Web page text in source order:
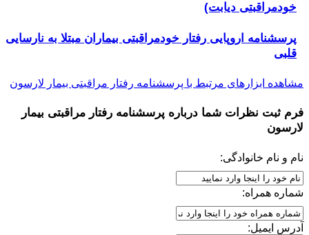
خودمراقبتی دیابت)
پرسشنامه اروپایی رفتار خودمراقبتی بیماران مبتلا به نارسایی
قلبی
مشاهده ابزارهای مرتبط با پرسشنامه رفتار مراقبتی بیمار لارسون
فرم ثبت نظرات شما درباره پرسشنامه رفتار مراقبتی بیمار
لارسون
نام و نام خانوادگی:
شماره همراه:
آدرس ایمیل: